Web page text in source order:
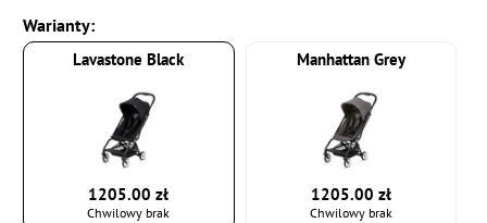
Warianty:
Lavastone Black
1205.00 zł
Chwilowy brak
Manhattan Grey
1205.00 zł
Chwilowy brak